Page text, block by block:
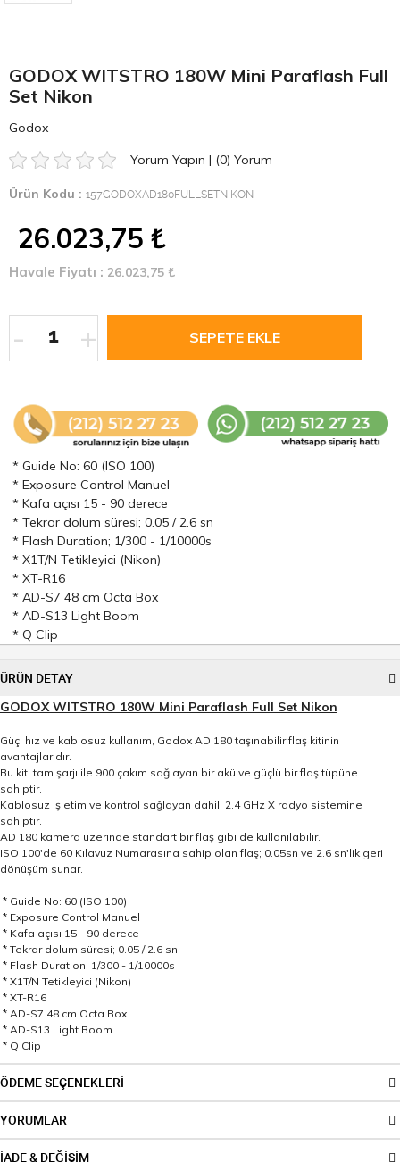
GODOX WITSTRO 180W Mini Paraflash Full
Set Nikon
Godox
Yorum Yapın | (0) Yorum
Ürün Kodu : 157GODOXAD180FULLSETNİKON
26.023,75 ₺
Havale Fiyatı : 26.023,75 ₺
+
-
* Guide No: 60 (ISO 100)
* Exposure Control Manuel
* Kafa açısı 15 - 90 derece
* Tekrar dolum süresi; 0.05 / 2.6 sn
* Flash Duration; 1/300 - 1/10000s
* X1T/N Tetikleyici (Nikon)
* XT-R16
* AD-S7 48 cm Octa Box
* AD-S13 Light Boom
* Q Clip
ÜRÜN DETAY
GODOX WITSTRO 180W Mini Paraflash Full Set Nikon
Güç, hız ve kablosuz kullanım, Godox AD 180 taşınabilir flaş kitinin
avantajlarıdır.
Bu kit, tam şarjı ile 900 çakım sağlayan bir akü ve güçlü bir flaş tüpüne
sahiptir.
Kablosuz işletim ve kontrol sağlayan dahili 2.4 GHz X radyo sistemine
sahiptir.
AD 180 kamera üzerinde standart bir flaş gibi de kullanılabilir.
ISO 100'de 60 Kılavuz Numarasına sahip olan flaş; 0.05sn ve 2.6 sn'lik geri
dönüşüm sunar.
* Guide No: 60 (ISO 100)
* Exposure Control Manuel
* Kafa açısı 15 - 90 derece
* Tekrar dolum süresi; 0.05 / 2.6 sn
* Flash Duration; 1/300 - 1/10000s
* X1T/N Tetikleyici (Nikon)
* XT-R16
* AD-S7 48 cm Octa Box
* AD-S13 Light Boom
* Q Clip
ÖDEME SEÇENEKLERİ
YORUMLAR
İADE & DEĞİŞİM